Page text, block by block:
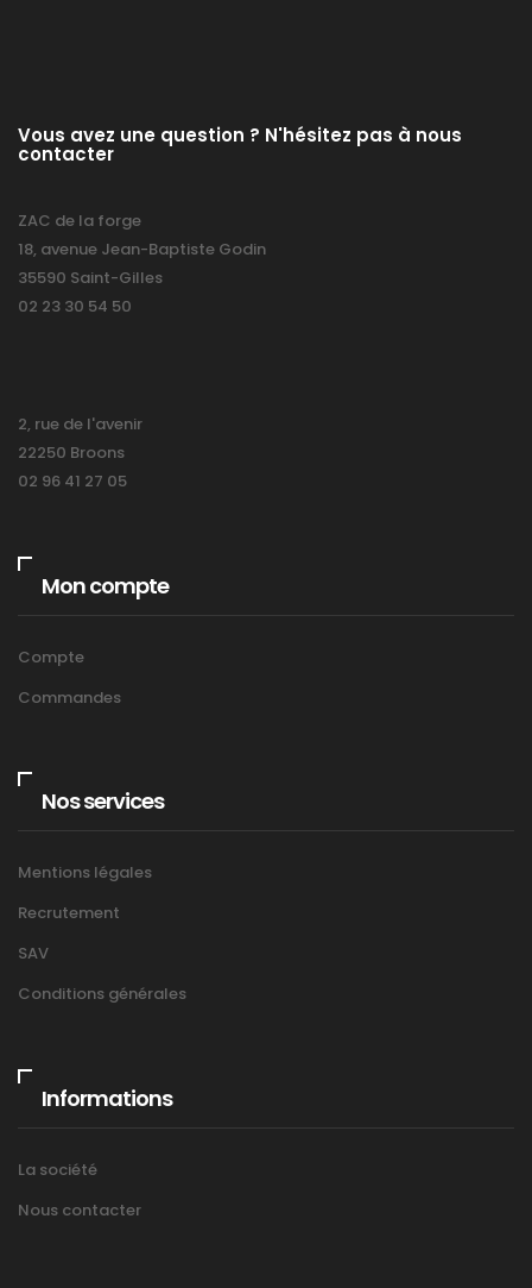
Vous avez une question ? N'hésitez pas à nous
contacter
ZAC de la forge
18, avenue Jean-Baptiste Godin
35590 Saint-Gilles
02 23 30 54 50
2, rue de l'avenir
22250 Broons
02 96 41 27 05
Mon compte
Compte
Commandes
Nos services
Mentions légales
Recrutement
SAV
Conditions générales
Informations
La société
Nous contacter